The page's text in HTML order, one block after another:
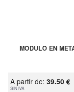
MODULO EN
A partir de: 39.50 €
SIN IVA